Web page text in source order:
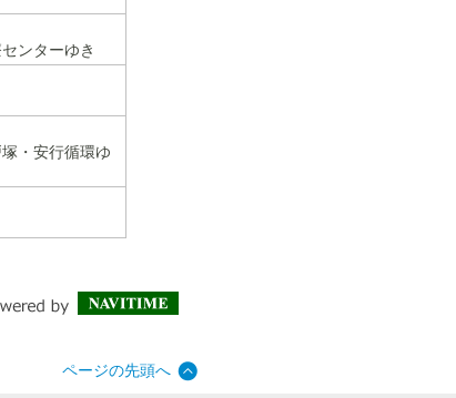
ンターゆき
・安行循環ゆ
ページの先頭へ